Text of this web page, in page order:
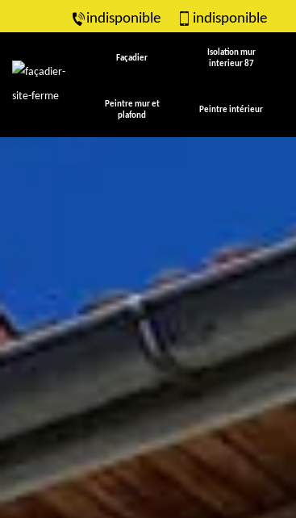
indisponible indisponible
Façadier
Isolation mur
interieur 87
Peintre mur et
plafond
Peintre intérieur